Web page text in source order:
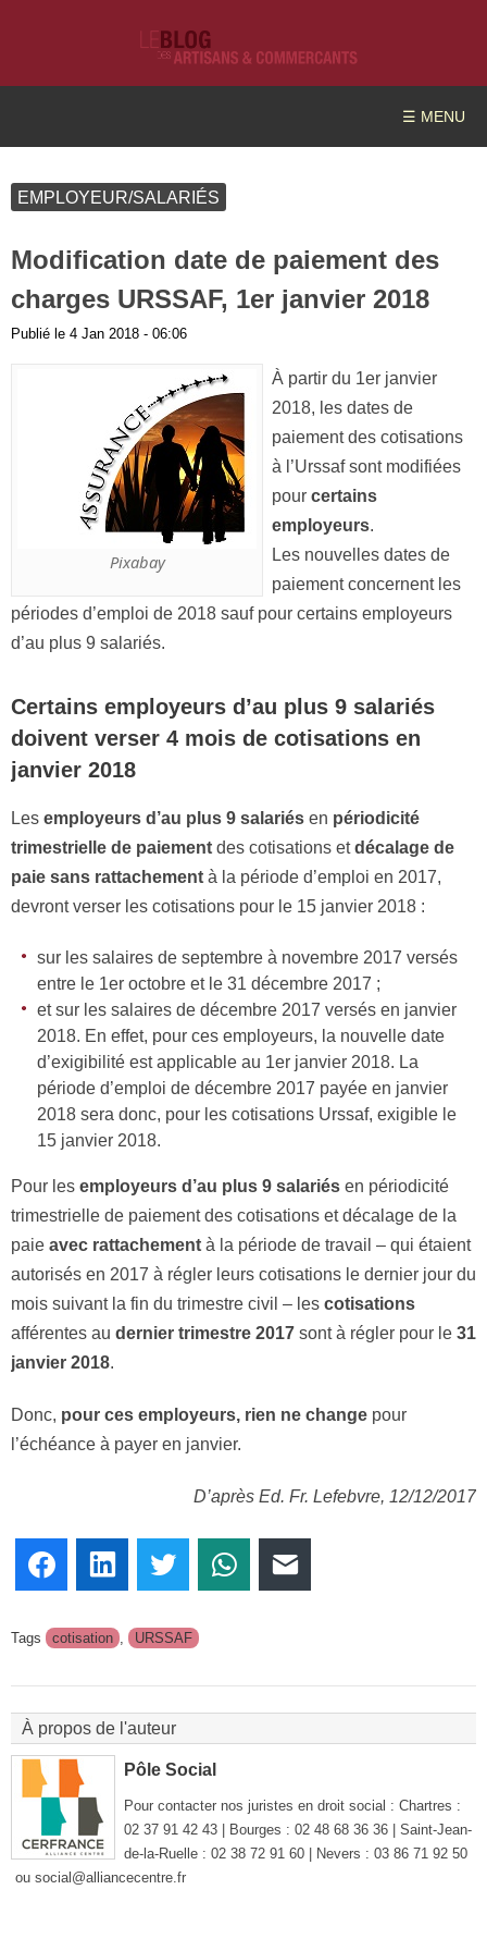
☰ MENU
EMPLOYEUR/SALARIÉS
Modification date de paiement des
charges URSSAF, 1er janvier 2018
Publié le 4 Jan 2018 - 06:06
Pixabay
À partir du 1er janvier
2018, les dates de
paiement des cotisations
à l’Urssaf sont modifiées
pour certains
employeurs.
Les nouvelles dates de
paiement concernent les
périodes d’emploi de 2018 sauf pour certains employeurs
d’au plus 9 salariés.
Certains employeurs d’au plus 9 salariés
doivent verser 4 mois de cotisations en
janvier 2018
Les employeurs d’au plus 9 salariés en périodicité
trimestrielle de paiement des cotisations etdécalage de
paie sans rattachement à la période d’emploi en 2017,
devront verser les cotisations pour le 15 janvier 2018 :
sur les salaires de septembre à novembre 2017 versés
entre le 1er octobre et le 31 décembre 2017 ;
et sur les salaires de décembre 2017 versés en janvier
2018. En effet, pour ces employeurs, la nouvelle date
d’exigibilité est applicable au 1er janvier 2018. La
période d’emploi de décembre 2017 payée en janvier
2018 sera donc, pour les cotisations Urssaf, exigible le
15 janvier 2018.
Pour les employeurs d’au plus 9 salariés en périodicité
trimestrielle de paiement des cotisations et décalage de la
paie avec rattachement à la période de travail – qui étaient
autorisés en 2017 à régler leurs cotisations le dernier jour du
mois suivant la fin du trimestre civil – les cotisations
afférentes au dernier trimestre 2017 sont à régler pour le 31
janvier 2018.
Donc, pour ces employeurs, rien ne change pour
l’échéance à payer en janvier.
D’après Ed. Fr. Lefebvre, 12/12/2017
FacebookLinkedInTwitter WhatsApp
Tags cotisation URSSAF
À propos de l'auteur
Pôle Social
Pour contacter nos juristes en droit social : Chartres :
02 37 91 42 43 | Bourges : 02 48 68 36 36 | Saint-Jean-
de-la-Ruelle : 02 38 72 91 60 | Nevers : 03 86 71 92 50
ou social@alliancecentre.fr